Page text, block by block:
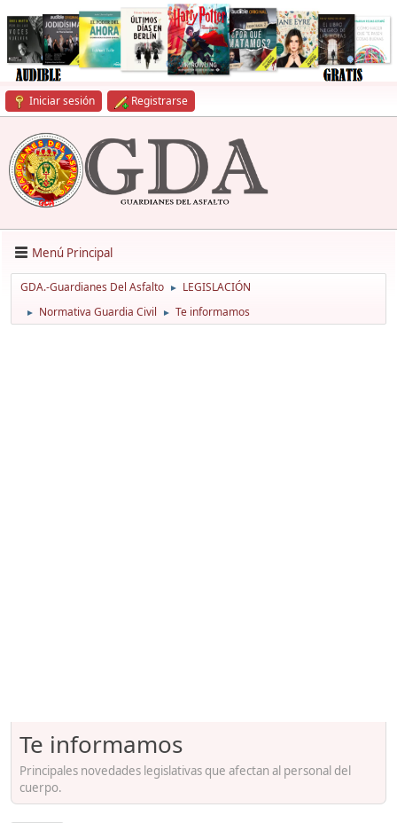
Iniciar sesión Registrarse
Menú Principal
GDA.-Guardianes Del Asfalto ► LEGISLACIÓN
► Normativa Guardia Civil ► Te informamos
Te informamos
Principales novedades legislativas que afectan al personal del
cuerpo.